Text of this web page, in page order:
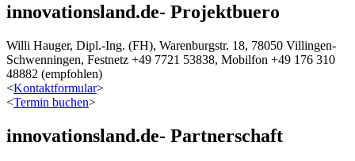
innovationsland.de- Projektbuero
Willi Hauger, Dipl.-Ing. (FH), Warenburgstr. 18, 78050 Villingen-
Schwenningen, Festnetz +49 7721 53838, Mobilfon +49 176 310
48882 (empfohlen)
<Kontaktformular>
<Termin buchen>
innovationsland.de- Partnerschaft